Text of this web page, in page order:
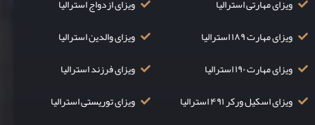
ویزای مهارتی استرالیا
ویزای مهارت ۱۸۹ استرالیا
ویزای مهارت ۱۹۰ استرالیا
ویزای اسکیل ورکر ۴۹۱ استرالیا
ویزای ازدواج استرالیا
ویزای والدین استرالیا
ویزای فرزند استرالیا
ویزای توریستی استرالیا